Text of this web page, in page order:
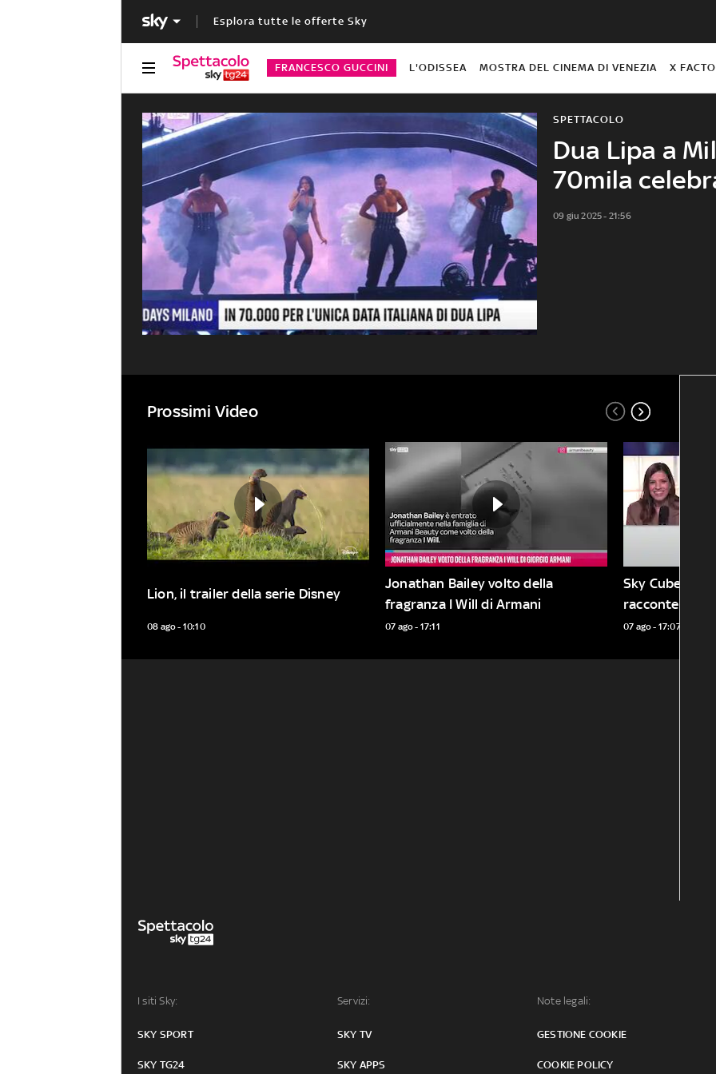
Esplora tutte le offerte Sky
FRANCESCO GUCCINI L'ODISSEA MOSTRA DEL CINEMA DI VENEZIA X
Dua Lipa a
70mila
SPETTACOLO
09 giu 2025 - 21:56
Prossimi Video
Lion, il trailer della serie Disney
08 ago - 10:10
Jonathan Bailey volto della
fragranza I Will di Armani
07 ago - 17:11
Sky Cube 7/8 -
racconterà
07 ago - 17:07
I siti Sky:
SKY SPORT
SKY TG24
Servizi:
SKY TV
SKY APPS
Note legali:
GESTIONE COOKIE
COOKIE POLICY